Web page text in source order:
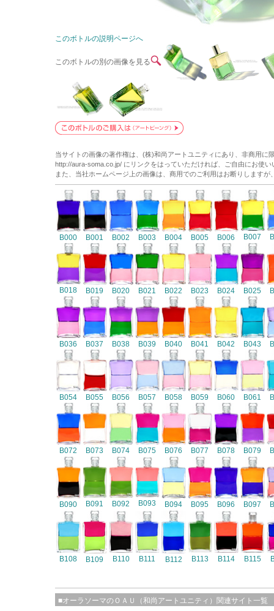
このボトルの説明ページへ
このボトルの別の画像を見る
当サイトの画像の著作権は、(株)和尚アートユニティにあり、非商用
http://aura-soma.co.jp/ にリンクをはっていただければ、ご自由にお使い
また、当社ホームページ上の画像は、商用でのご利用はお断りします
B000 B001 B002 B003 B004 B005 B006 B007
B018 B019 B020 B021 B022 B023 B024 B025
B036 B037 B038 B039 B040 B041 B042 B043
B054 B055 B056 B057 B058 B059 B060 B061
B072 B073 B074 B075 B076 B077 B078 B079
B090 B091 B092 B093 B094 B095 B096 B097
B108 B109 B110 B111 B112 B113 B114 B115
■オーラソーマのＯＡＵ（和尚アートユニティ）関連サイト一覧